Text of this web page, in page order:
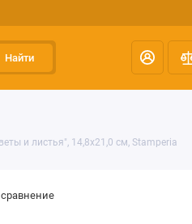
Найти
и листья", 14,8х21,0 см, Stamperia